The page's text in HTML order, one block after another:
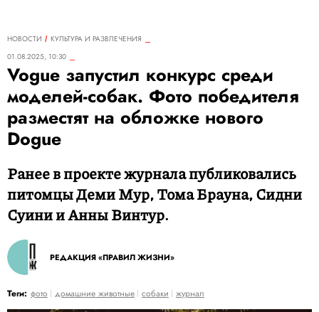
НОВОСТИ
КУЛЬТУРА И РАЗВЛЕЧЕНИЯ
01.08.2025, 10:30
Vogue запустил конкурс среди
моделей-собак. Фото победителя
разместят на обложке нового
Dogue
Ранее в проекте журнала публиковались
питомцы Деми Мур, Тома Брауна, Сидни
Суини и Анны Винтур.
РЕДАКЦИЯ «ПРАВИЛ ЖИЗНИ»
Теги: фото домашние животные собаки журнал